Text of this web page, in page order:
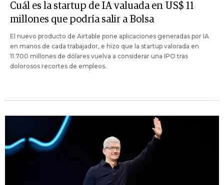
Cuál es la startup de IA valuada en US$ 11
millones que podría salir a Bolsa
El nuevo producto de Airtable pone aplicaciones generadas por IA
en manos de cada trabajador, e hizo que la startup valorada en
11.700 millones de dólares vuelva a considerar una IPO tras
dolorosos recortes de empleos.